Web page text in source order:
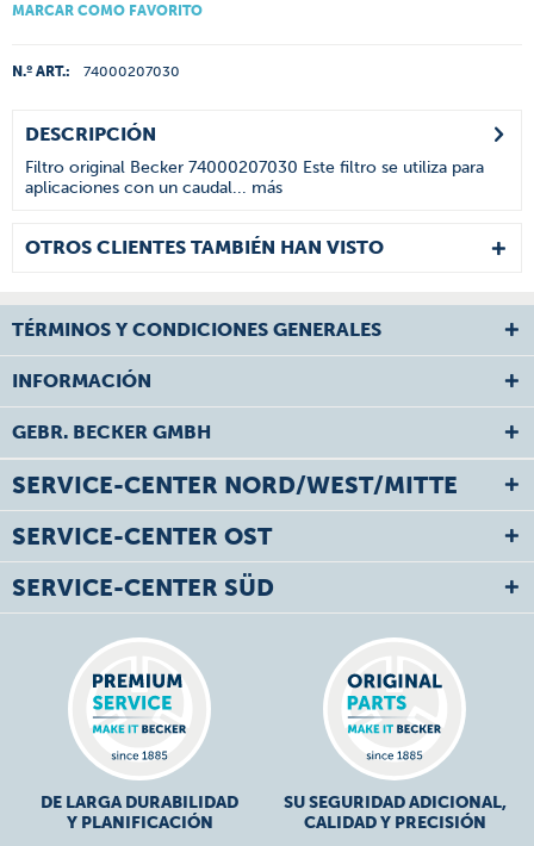
MARCAR COMO FAVORITO
N.º ART.: 74000207030
DESCRIPCIÓN
Filtro original Becker 74000207030 Este filtro se utiliza para
aplicaciones con un caudal... más
OTROS CLIENTES TAMBIÉN HAN VISTO
TÉRMINOS Y CONDICIONES GENERALES
INFORMACIÓN
GEBR. BECKER GMBH
SERVICE-CENTER NORD/WEST/MITTE
SERVICE-CENTER OST
SERVICE-CENTER SÜD
DE LARGA DURABILIDAD
Y PLANIFICACIÓN
SU SEGURIDAD ADICIONAL,
CALIDAD Y PRECISIÓN